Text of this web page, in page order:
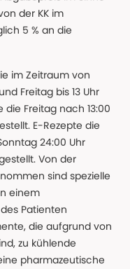
der KK im
5 % an die
im Zeitraum von
Freitag bis 13 Uhr
Freitag nach 13:00
E-Rezepte die
24:00 Uhr
Von der
sind spezielle
einem
Patienten
die aufgrund von
zu kühlende
pharmazeutische